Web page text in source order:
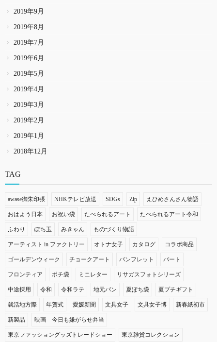
2019年9月
2019年8月
2019年7月
2019年6月
2019年5月
2019年4月
2019年3月
2019年2月
2019年1月
2018年12月
TAG
awase御朱印張 NHKテレビ放送 SDGs Zip えひめさんさん物語
おはよう日本 お祝い袋 たべられるアート たべられるアート令和
ふわり ぽち玉 みきゃん ものづくり物語
アーティスト in ファクトリー オトナ女子 カタログ コラボ商品
ゴールデンウィーク チョークアート パンフレット パート
フロンティア ポチ袋 ミニレター リサガスフォトシリーズ
中途採用 令和 令和ラテ 地元パン 夏ぽち袋 夏プチギフト
就活地方際 年賀式 愛媛新聞 文具女子 文具女子博 新春紙初市
新製品 映画 今日も嫌がらせ弁当
東京ファッショングッズトレードショー 東京雑貨コレクション